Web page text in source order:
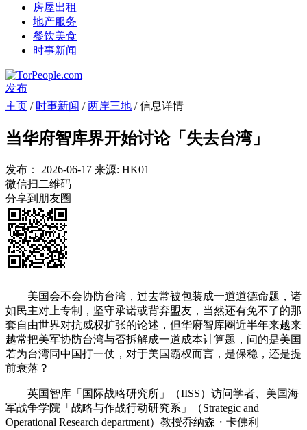
房屋出租
地产服务
餐饮美食
时事新闻
发布
主页 / 时事新闻 /两岸三地 / 信息详情
当华府智库界开始讨论「失去台湾」
发布： 2026-06-17 来源: HK01
微信扫二维码
分享到朋友圈
美国会不会协防台湾，过去常被包装成一道道德命题，诸
如民主对上专制，坚守承诺或背弃盟友，当然还有免不了的那
套自由世界对抗威权扩张的论述，但华府智库圈近半年来越来
越常把美军协防台湾与否拆解成一道成本计算题，问的是美国
若为台湾同中国打一仗，对于美国霸权而言，是保稳，还是提
前衰落？
英国智库「国际战略研究所」（IISS）访问学者、美国海
军战争学院「战略与作战行动研究系」（Strategic and
Operational Research department）教授乔纳森・卡佛利